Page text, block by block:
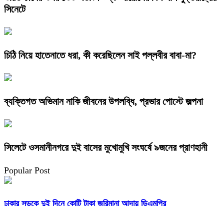
সিনেটে
চিঠি নিয়ে হাতেনাতে ধরা, কী করেছিলেন সাই পল্লবীর বাবা-মা?
ব্যক্তিগত অভিমান নাকি জীবনের উপলব্ধি, প্রভার পোস্টে জল্পনা
সিলেটে ওসমানীনগরে দুই বাসের মুখোমুখি সংঘর্ষে ৯জনের প্রাণহানী
Popular Post
ঢাকার সড়কে দুই দিনে কোটি টাকা জরিমানা আদায় ডিএমপির